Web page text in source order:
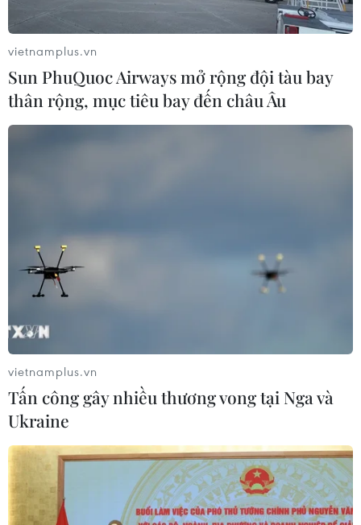
Thái Hà ở Hà Nội, ngọn lửa ngùn ngụt bốc
cao
Khoảng 14h10' ngày 18/4, lửa bắt đầu bùng lên từ cục
nóng điều hòa gần chân tòa nhà Viet Tower ở số 1 Thái
vietnamplus.vn
Sun PhuQuoc Airways mở rộng đội tàu bay
thân rộng, mục tiêu bay đến châu Âu
vietnamplus.vn
Tấn công gây nhiều thương vong tại Nga và
Ukraine